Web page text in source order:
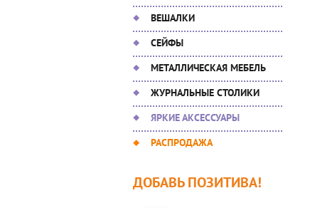
ВЕШАЛКИ
СЕЙФЫ
МЕТАЛЛИЧЕСКАЯ МЕБЕЛЬ
ЖУРНАЛЬНЫЕ СТОЛИКИ
ЯРКИЕ АКСЕССУАРЫ
РАСПРОДАЖА
ДОБАВЬ ПОЗИТИВА!